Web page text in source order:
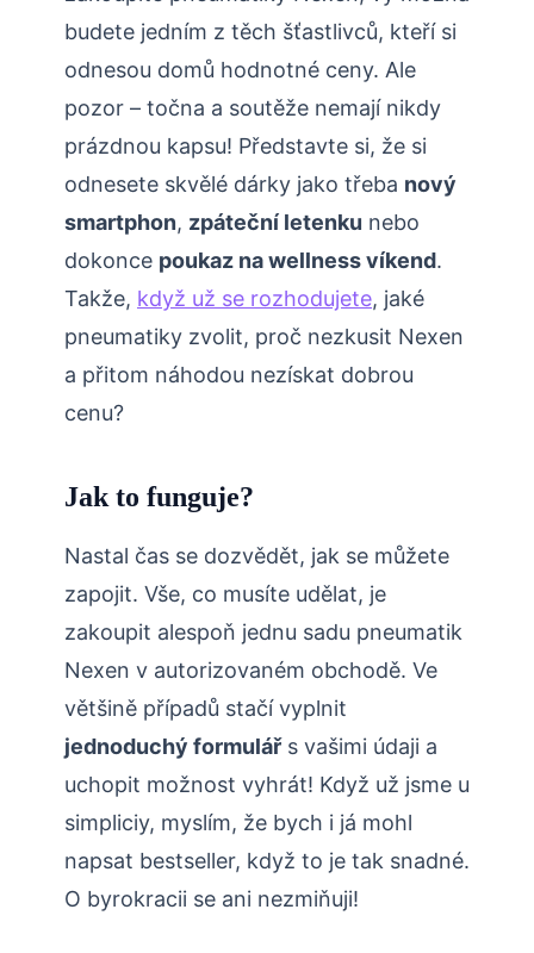
budete jedním z těch šťastlivců, kteří si
odnesou domů hodnotné ceny. Ale
pozor – točna a soutěže nemají nikdy
prázdnou kapsu! Představte si, že si
odnesete skvělé dárky jako třeba nový
smartphon, zpáteční letenku nebo
dokonce poukaz na wellness víkend.
Takže, když už se rozhodujete, jaké
pneumatiky zvolit, proč nezkusit Nexen
a přitom náhodou nezískat dobrou
cenu?
Jak to funguje?
Nastal čas se dozvědět, jak se můžete
zapojit. Vše, co musíte udělat, je
zakoupit alespoň jednu sadu pneumatik
Nexen v autorizovaném obchodě. Ve
většině případů stačí vyplnit
jednoduchý formulářs vašimi údaji a
uchopit možnost vyhrát! Když už jsme u
simpliciy, myslím, že bych i já mohl
napsat bestseller, když to je tak snadné.
O byrokracii se ani nezmiňuji!